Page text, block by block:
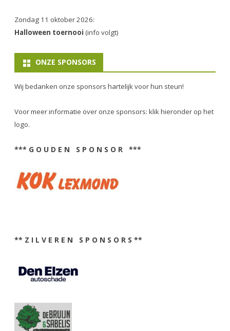
Zondag 11 oktober 2026:
Halloween toernooi (info volgt)
ONZE SPONSORS
Wij bedanken onze sponsors hartelijk voor hun steun!
Voor meer informatie over onze sponsors: klik hieronder op het
logo.
*** G O U D E N S P O N S O R ***
** Z I L V E R E N S P O N S O R S **